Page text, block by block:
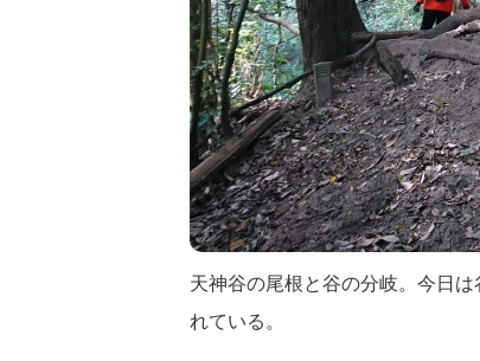
天神谷の尾根と谷の分岐。今日
れている。